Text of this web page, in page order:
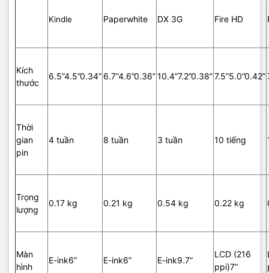
Kindle Paperwhite DX 3G Fire HD
Kích
thước
6.5”4.5”0.34” 6.7”4.6”0.36”10.4”7.2”0.38”7.5”5.0”0.42”
Thời
gian
pin
4 tuần 8 tuần 3 tuần 10 tiếng
Trọng
lượng
0.17 kg 0.21 kg 0.54 kg 0.22 kg
Màn
hình
E-ink6” E-ink6” E-ink9.7”
LCD (216
ppi)7”